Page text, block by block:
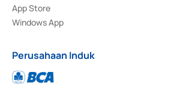
App Store
Windows App
Perusahaan Induk